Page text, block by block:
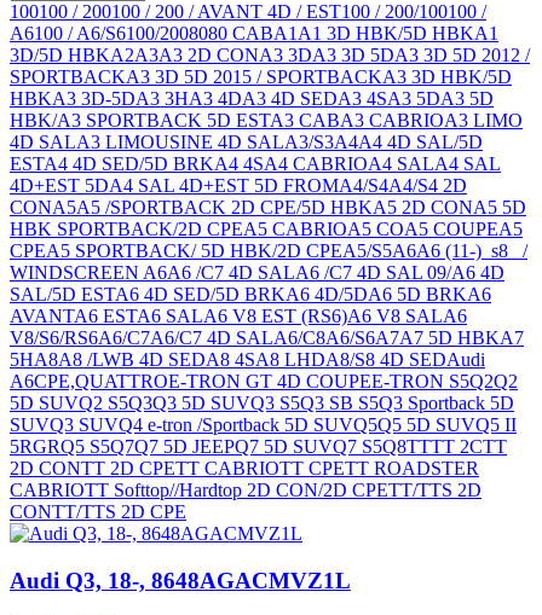
100100 / 200100 / 200 / AVANT 4D / EST100 / 200/100100 /
A6100 / A6/S6100/2008080 CABA1A1 3D HBK/5D HBKA1
3D/5D HBKA2A3A3 2D CONA3 3DA3 3D 5DA3 3D 5D 2012 /
SPORTBACKA3 3D 5D 2015 / SPORTBACKA3 3D HBK/5D
HBKA3 3D-5DA3 3HA3 4DA3 4D SEDA3 4SA3 5DA3 5D
HBK/A3 SPORTBACK 5D ESTA3 CABA3 CABRIOA3 LIMO
4D SALA3 LIMOUSINE 4D SALA3/S3A4A4 4D SAL/5D
ESTA4 4D SED/5D BRKA4 4SA4 CABRIOA4 SALA4 SAL
4D+EST 5DA4 SAL 4D+EST 5D FROMA4/S4A4/S4 2D
CONA5A5 /SPORTBACK 2D CPE/5D HBKA5 2D CONA5 5D
HBK SPORTBACK/2D CPEA5 CABRIOA5 COA5 COUPEA5
CPEA5 SPORTBACK/ 5D HBK/2D CPEA5/S5A6A6 (11-)_s8_ /
WINDSCREEN A6A6 /C7 4D SALA6 /C7 4D SAL 09/A6 4D
SAL/5D ESTA6 4D SED/5D BRKA6 4D/5DA6 5D BRKA6
AVANTA6 ESTA6 SALA6 V8 EST (RS6)A6 V8 SALA6
V8/S6/RS6A6/C7A6/C7 4D SALA6/C8A6/S6A7A7 5D HBKA7
5HA8A8 /LWB 4D SEDA8 4SA8 LHDA8/S8 4D SEDAudi
A6CPE,QUATTROE-TRON GT 4D COUPEE-TRON S5Q2Q2
5D SUVQ2 S5Q3Q3 5D SUVQ3 S5Q3 SB S5Q3 Sportback 5D
SUVQ3 SUVQ4 e-tron /Sportback 5D SUVQ5Q5 5D SUVQ5 II
5RGRQ5 S5Q7Q7 5D JEEPQ7 5D SUVQ7 S5Q8TTTT 2CTT
2D CONTT 2D CPETT CABRIOTT CPETT ROADSTER
CABRIOTT Softtop//Hardtop 2D CON/2D CPETT/TTS 2D
CONTT/TTS 2D CPE
Audi Q3, 18-, 8648AGACMVZ1L